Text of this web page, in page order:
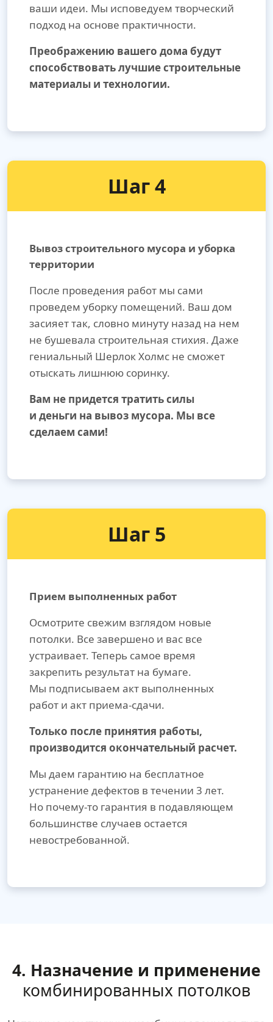
ваши идеи. Мы исповедуем творческий
подход на основе практичности.
Преображению вашего дома будут
способствовать лучшие строительные
материалы и технологии.
Шаг 4
Вывоз строительного мусора и уборка
территории
После проведения работ мы сами
проведем уборку помещений. Ваш дом
засияет так, словно минуту назад на нем
не бушевала строительная стихия. Даже
гениальный Шерлок Холмс не сможет
отыскать лишнюю соринку.
Вам не придется тратить силы
и деньги на вывоз мусора. Мы все
сделаем сами!
Шаг 5
Прием выполненных работ
Осмотрите свежим взглядом новые
потолки. Все завершено и вас все
устраивает. Теперь самое время
закрепить результат на бумаге.
Мы подписываем акт выполненных
работ и акт приема-сдачи.
Только после принятия работы,
производится окончательный расчет.
Мы даем гарантию на бесплатное
устранение дефектов в течении 3 лет.
Но почему-то гарантия в подавляющем
большинстве случаев остается
невостребованной.
4. Назначение и применение
комбинированных потолков